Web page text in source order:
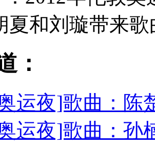
夏和刘璇带来
：
运夜]歌曲：陈
运夜]歌曲：孙